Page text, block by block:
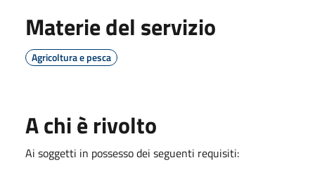
Materie del servizio
Agricoltura e pesca
A chi è rivolto
Ai soggetti in possesso dei seguenti requisiti: